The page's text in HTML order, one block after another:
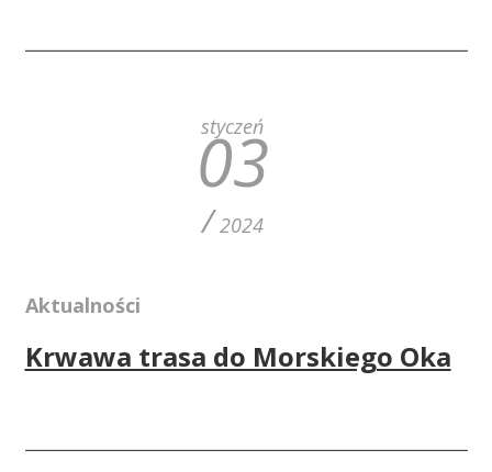
styczeń
03
/ 2024
Aktualności
Krwawa trasa do Morskiego Oka